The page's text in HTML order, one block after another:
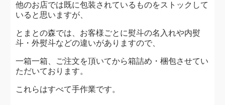
他のお店では既に包装されているものをストックして
いると思いますが、
とまとの森では、お客様ごとに熨斗の名入れや内熨
斗・外熨斗などの違いがありますので、
一箱一箱、ご注文を頂いてから箱詰め・梱包させてい
ただいております。
これらはすべて手作業です。